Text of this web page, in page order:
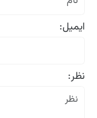
ایمیل:
نظر: